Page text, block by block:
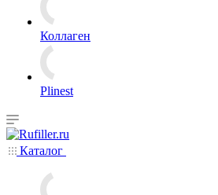
Коллаген
Plinest
Каталог